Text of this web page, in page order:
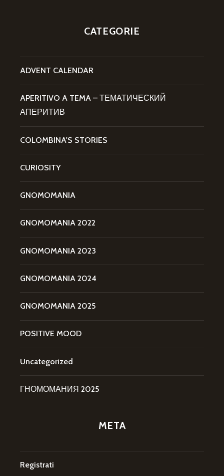
CATEGORIE
ADVENT CALENDAR
APERITIVO A TEMA – ТЕМАТИЧЕСКИЙ
АПЕРИТИВ
COLOMBINA'S STORIES
CURIOSITY
GNOMOMANIA
GNOMOMANIA 2022
GNOMOMANIA 2023
GNOMOMANIA 2024
GNOMOMANIA 2025
POSITIVE MOOD
Uncategorized
ГНОМОМАНИЯ 2025
META
Registrati